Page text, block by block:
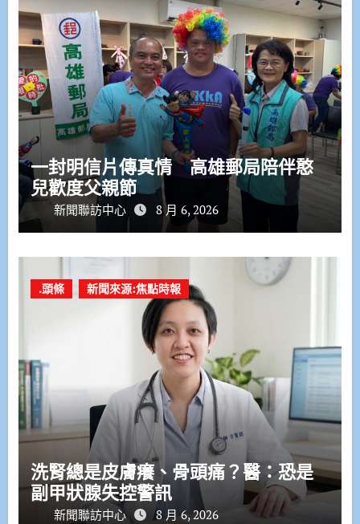
一封明信片傳真情 高雄郵局陪伴憨
兒歡度父親節
新聞聯訪中心 8 月 6, 2026
.頭條 新聞來源:焦點時報
洗腎總是皮膚癢、骨頭痛？醫：恐是
副甲狀腺失控警訊
新聞聯訪中心 8 月 6, 2026